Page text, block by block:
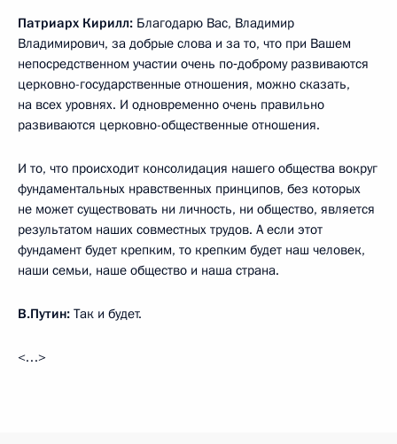
Патриарх Кирилл: Благодарю Вас, Владимир
Владимирович, за добрые слова и за то, что при Вашем
непосредственном участии очень по‑доброму развиваются
церковно-государственные отношения, можно сказать,
на всех уровнях. И одновременно очень правильно
развиваются церковно-общественные отношения.
И то, что происходит консолидация нашего общества вокруг
фундаментальных нравственных принципов, без которых
не может существовать ни личность, ни общество, является
результатом наших совместных трудов. А если этот
фундамент будет крепким, то крепким будет наш человек,
наши семьи, наше общество и наша страна.
В.Путин: Так и будет.
<…>